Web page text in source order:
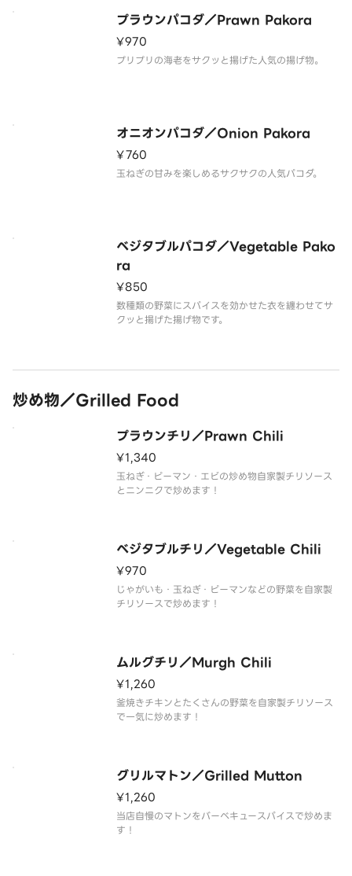
プラウンパコダ／Prawn Pakora
¥970
プリプリの海老をサクッと揚げた人気の揚げ物。
オニオンパコダ／Onion Pakora
¥760
玉ねぎの甘みを楽しめるサクサクの人気パコダ。
ベジタブルパコダ／Vegetable Pako
ra
¥850
数種類の野菜にスパイスを効かせた衣を纏わせてサ
クッと揚げた揚げ物です。
炒め物／Grilled Food
プラウンチリ／Prawn Chili
¥1,340
玉ねぎ・ピーマン・エビの炒め物自家製チリソース
とニンニクで炒めます！
ベジタブルチリ／Vegetable Chili
¥970
じゃがいも・玉ねぎ・ピーマンなどの野菜を自家製
チリソースで炒めます！
ムルグチリ／Murgh Chili
¥1,260
釜焼きチキンとたくさんの野菜を自家製チリソース
で一気に炒めます！
グリルマトン／Grilled Mutton
¥1,260
当店自慢のマトンをバーベキュースパイスで炒めま
す！